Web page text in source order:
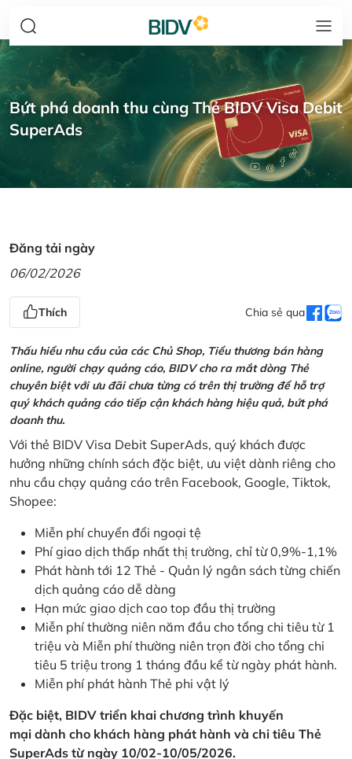
Bứt phá doanh thu cùng Thẻ BIDV Visa Debit
SuperAds
Đăng tải ngày
06/02/2026
Thích Chia sẻ qua
Thấu hiểu nhu cầu của các Chủ Shop, Tiểu thương bán hàng
online, người chạy quảng cáo, BIDV cho ra mắt dòng Thẻ
chuyên biệt với ưu đãi chưa từng có trên thị trường để hỗ trợ
quý khách quảng cáo tiếp cận khách hàng hiệu quả, bứt phá
doanh thu.
Với thẻ BIDV Visa Debit SuperAds, quý khách được
hưởng những chính sách đặc biệt, ưu việt dành riêng cho
nhu cầu chạy quảng cáo trên Facebook, Google, Tiktok,
Shopee:
Miễn phí chuyển đổi ngoại tệ
Phí giao dịch thấp nhất thị trường, chỉ từ 0,9%-1,1%
Phát hành tới 12 Thẻ - Quản lý ngân sách từng chiến
dịch quảng cáo dễ dàng
Hạn mức giao dịch cao top đầu thị trường
Miễn phí thường niên năm đầu cho tổng chi tiêu từ 1
triệu và Miễn phí thường niên trọn đời cho tổng chi
tiêu 5 triệu trong 1 tháng đầu kể từ ngày phát hành.
Miễn phí phát hành Thẻ phi vật lý
Đặc biệt, BIDV triển khai chương trình khuyến
mại dành cho khách hàng phát hành và chi tiêu Thẻ
SuperAds từ ngày 10/02-10/05/2026.